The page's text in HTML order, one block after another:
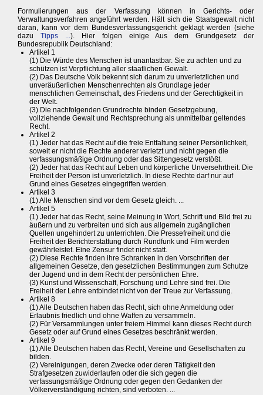
Formulierungen aus der Verfassung können in Gerichts- oder
Verwaltungsverfahren angeführt werden. Hält sich die Staatsgewalt nicht
daran, kann vor dem Bundesverfassungsgericht geklagt werden (siehe
dazu Tipps ...). Hier folgen einige Aus dem Grundgesetz der
Bundesrepublik Deutschland:
Artikel 1
(1) Die Würde des Menschen ist unantastbar. Sie zu achten und zu
schützen ist Verpflichtung aller staatlichen Gewalt.
(2) Das Deutsche Volk bekennt sich darum zu unverletzlichen und
unveräußerlichen Menschenrechten als Grundlage jeder
menschlichen Gemeinschaft, des Friedens und der Gerechtigkeit in
der Welt.
(3) Die nachfolgenden Grundrechte binden Gesetzgebung,
vollziehende Gewalt und Rechtsprechung als unmittelbar geltendes
Recht.
Artikel 2
(1) Jeder hat das Recht auf die freie Entfaltung seiner Persönlichkeit,
soweit er nicht die Rechte anderer verletzt und nicht gegen die
verfassungsmäßige Ordnung oder das Sittengesetz verstößt.
(2) Jeder hat das Recht auf Leben und körperliche Unversehrtheit. Die
Freiheit der Person ist unverletzlich. In diese Rechte darf nur auf
Grund eines Gesetzes eingegriffen werden.
Artikel 3
(1) Alle Menschen sind vor dem Gesetz gleich. ...
Artikel 5
(1) Jeder hat das Recht, seine Meinung in Wort, Schrift und Bild frei zu
äußern und zu verbreiten und sich aus allgemein zugänglichen
Quellen ungehindert zu unterrichten. Die Pressefreiheit und die
Freiheit der Berichterstattung durch Rundfunk und Film werden
gewährleistet. Eine Zensur findet nicht statt.
(2) Diese Rechte finden ihre Schranken in den Vorschriften der
allgemeinen Gesetze, den gesetzlichen Bestimmungen zum Schutze
der Jugend und in dem Recht der persönlichen Ehre.
(3) Kunst und Wissenschaft, Forschung und Lehre sind frei. Die
Freiheit der Lehre entbindet nicht von der Treue zur Verfassung.
Artikel 8
(1) Alle Deutschen haben das Recht, sich ohne Anmeldung oder
Erlaubnis friedlich und ohne Waffen zu versammeln.
(2) Für Versammlungen unter freiem Himmel kann dieses Recht durch
Gesetz oder auf Grund eines Gesetzes beschränkt werden.
Artikel 9
(1) Alle Deutschen haben das Recht, Vereine und Gesellschaften zu
bilden.
(2) Vereinigungen, deren Zwecke oder deren Tätigkeit den
Strafgesetzen zuwiderlaufen oder die sich gegen die
verfassungsmäßige Ordnung oder gegen den Gedanken der
Völkerverständigung richten, sind verboten. ...